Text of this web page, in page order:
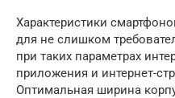
Характеристики
для не слишком
при таких параметрах
приложения и интернет-
Оптимальная ширина